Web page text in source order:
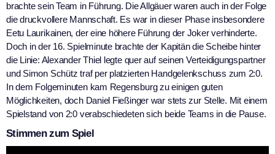
brachte sein Team in Führung. Die Allgäuer waren auch in der Folge
die druckvollere Mannschaft. Es war in dieser Phase insbesondere
Eetu Laurikainen, der eine höhere Führung der Joker verhinderte.
Doch in der 16. Spielminute brachte der Kapitän die Scheibe hinter
die Linie: Alexander Thiel legte quer auf seinen Verteidigungspartner
und Simon Schütz traf per platzierten Handgelenkschuss zum 2:0.
In dem Folgeminuten kam Regensburg zu einigen guten
Möglichkeiten, doch Daniel Fießinger war stets zur Stelle. Mit einem
Spielstand von 2:0 verabschiedeten sich beide Teams in die Pause.
Stimmen zum Spiel